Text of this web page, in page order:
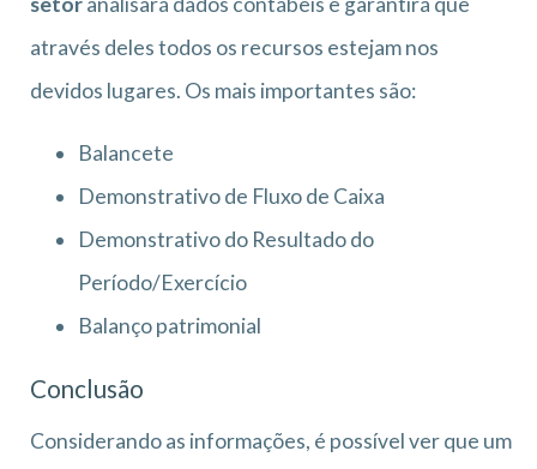
através deles todos os recursos estejam nos
devidos lugares. Os mais importantes são:
Balancete
Demonstrativo de Fluxo de Caixa
Demonstrativo do Resultado do
Período/Exercício
Balanço patrimonial
Conclusão
Considerando as informações, é possível ver que um